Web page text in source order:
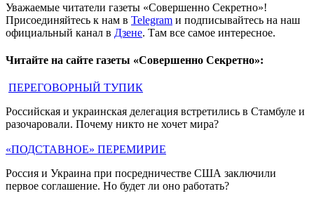
Уважаемые читатели газеты «Совершенно Секретно»!
Присоединяйтесь к нам в Telegram и подписывайтесь на наш
официальный канал в Дзене. Там все самое интересное.
Читайте на сайте газеты «Совершенно Секретно»:
ПЕРЕГОВОРНЫЙ ТУПИК
Российская и украинская делегация встретились в Стамбуле и
разочаровали. Почему никто не хочет мира?
«ПОДСТАВНОЕ» ПЕРЕМИРИЕ
Россия и Украина при посредничестве США заключили
первое соглашение. Но будет ли оно работать?